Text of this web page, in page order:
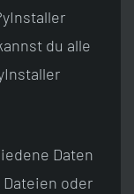
du alle
Daten
oder